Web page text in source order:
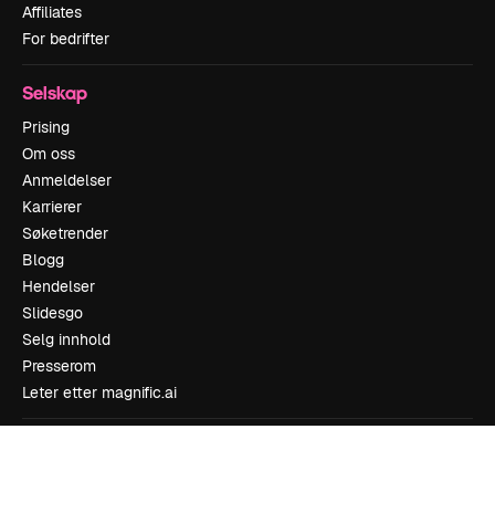
Affiliates
For bedrifter
Selskap
Prising
Om oss
Anmeldelser
Karrierer
Søketrender
Blogg
Hendelser
Slidesgo
Selg innhold
Presserom
Leter etter magnific.ai